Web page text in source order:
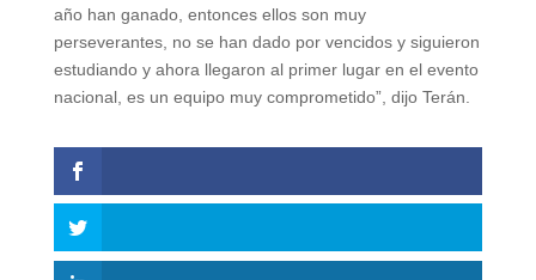
año han ganado, entonces ellos son muy
perseverantes, no se han dado por vencidos y siguieron
estudiando y ahora llegaron al primer lugar en el evento
nacional, es un equipo muy comprometido”, dijo Terán.